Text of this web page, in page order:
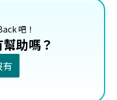
吧！
助嗎？
有